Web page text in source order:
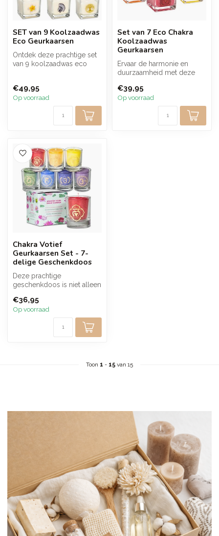
SET van 9 Koolzaadwas
Eco Geurkaarsen
Ontdek deze prachtige set
van 9 koolzaadwas eco
€49,95
Op voorraad
Set van 7 Eco Chakra
Koolzaadwas
Geurkaarsen
Ervaar de harmonie en
duurzaamheid met deze
koolzaadw...
€39,95
Op voorraad
Chakra Votief
Geurkaarsen Set - 7-
delige Geschenkdoos
Deze prachtige
geschenkdoos is niet alleen
maar ook e...
€36,95
Op voorraad
Toon 1 - 15 van 15